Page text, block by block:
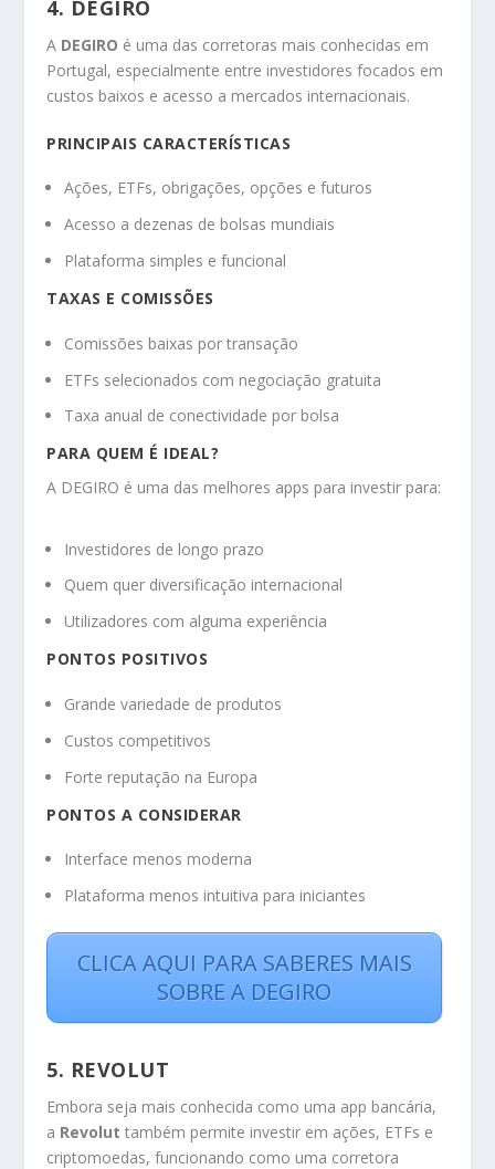
4. DEGIRO
A DEGIRO é uma das corretoras mais conhecidas em
Portugal, especialmente entre investidores focados em
custos baixos e acesso a mercados internacionais.
PRINCIPAIS CARACTERÍSTICAS
Ações, ETFs, obrigações, opções e futuros
Acesso a dezenas de bolsas mundiais
Plataforma simples e funcional
TAXAS E COMISSÕES
Comissões baixas por transação
ETFs selecionados com negociação gratuita
Taxa anual de conectividade por bolsa
PARA QUEM É IDEAL?
A DEGIRO é uma das melhores apps para investir para:
Investidores de longo prazo
Quem quer diversificação internacional
Utilizadores com alguma experiência
PONTOS POSITIVOS
Grande variedade de produtos
Custos competitivos
Forte reputação na Europa
PONTOS A CONSIDERAR
Interface menos moderna
Plataforma menos intuitiva para iniciantes
CLICA AQUI PARA SABERES MAIS
SOBRE A DEGIRO
5. REVOLUT
Embora seja mais conhecida como uma app bancária,
a Revolut também permite investir em ações, ETFs e
criptomoedas, funcionando como uma corretora